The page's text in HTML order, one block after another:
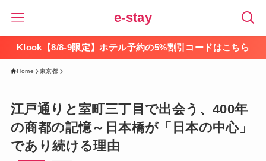
e-stay
Klook【8/8-9限定】ホテル予約の5%割引コードはこちら
Home 東京都
江戸通りと室町三丁目で出会う、400年
の商都の記憶～日本橋が「日本の中心」
であり続ける理由